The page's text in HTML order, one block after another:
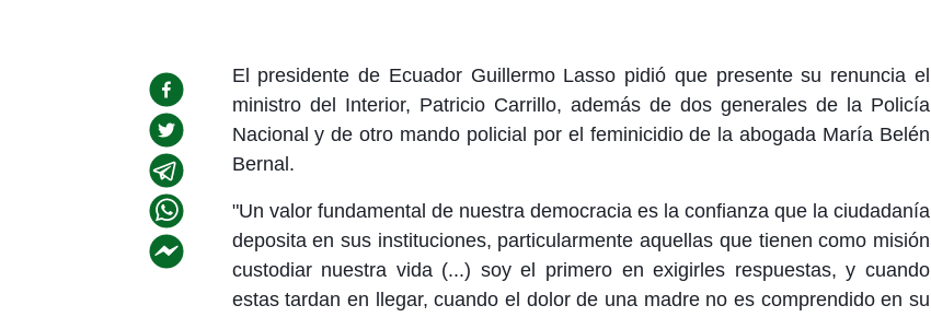
El presidente de Ecuador Guillermo Lasso pidió que presente su renuncia el
ministro del Interior, Patricio Carrillo, además de dos generales de la Policía
Nacional y de otro mando policial por el feminicidio de la abogada María Belén
Bernal.
"Un valor fundamental de nuestra democracia es la confianza que la ciudadanía
deposita en sus instituciones, particularmente aquellas que tienen como misión
custodiar nuestra vida (...) soy el primero en exigirles respuestas, y cuando
estas tardan en llegar, cuando el dolor de una madre no es comprendido en su